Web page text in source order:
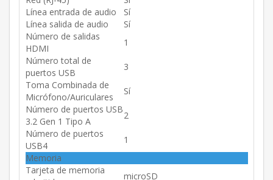
Línea entrada de audio
Sí
Línea salida de audio
Sí
Número de salidas
HDMI
1
Número total de
puertos USB
3
Toma Combinada de
Micrófono/Auriculares
Sí
Número de puertos USB
3.2 Gen 1 Tipo A
2
Número de puertos
USB4
1
Memoria
Tarjeta de memoria
microSD